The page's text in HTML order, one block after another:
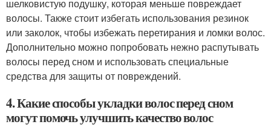
шелковистую подушку, которая меньше повреждает
волосы. Также стоит избегать использования резинок
или заколок, чтобы избежать перетирания и ломки волос.
Дополнительно можно попробовать нежно распутывать
волосы перед сном и использовать специальные
средства для защиты от повреждений.
4. Какие способы укладки волос перед сном
могут помочь улучшить качество волос